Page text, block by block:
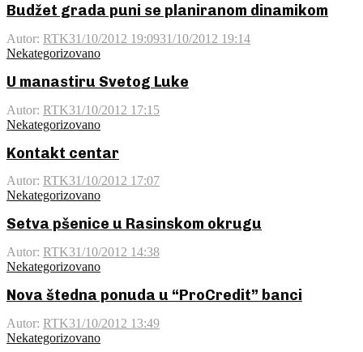
Budžet grada puni se planiranom dinamikom
Autor: RTK31/10/2012 19:0931/10/2012 19:14
Nekategorizovano
U manastiru Svetog Luke
Autor: RTK31/10/2012 17:15
Nekategorizovano
Kontakt centar
Autor: RTK31/10/2012 17:07
Nekategorizovano
Setva pšenice u Rasinskom okrugu
Autor: RTK31/10/2012 14:38
Nekategorizovano
Nova štedna ponuda u “ProCredit” banci
Autor: RTK31/10/2012 13:49
Nekategorizovano